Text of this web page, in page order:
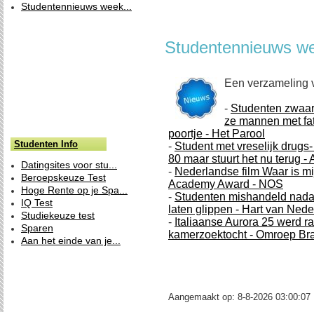
Studentennieuws week...
Studenten Info
Datingsites voor stu...
Beroepskeuze Test
Hoge Rente op je Spa...
IQ Test
Studiekeuze test
Sparen
Aan het einde van je...
Studentennieuws
Een verzameling
- Studenten
ze mannen met
poortje - Het Parool
- Student met vreselijk
80 maar stuurt het nu terug -
- Nederlandse film Waar is
Academy Award - NOS
- Studenten mishandeld
laten glippen - Hart van
- Italiaanse Aurora 25 werd
kamerzoektocht - Omroep
Aangemaakt op: 8-8-2026 03:00:07